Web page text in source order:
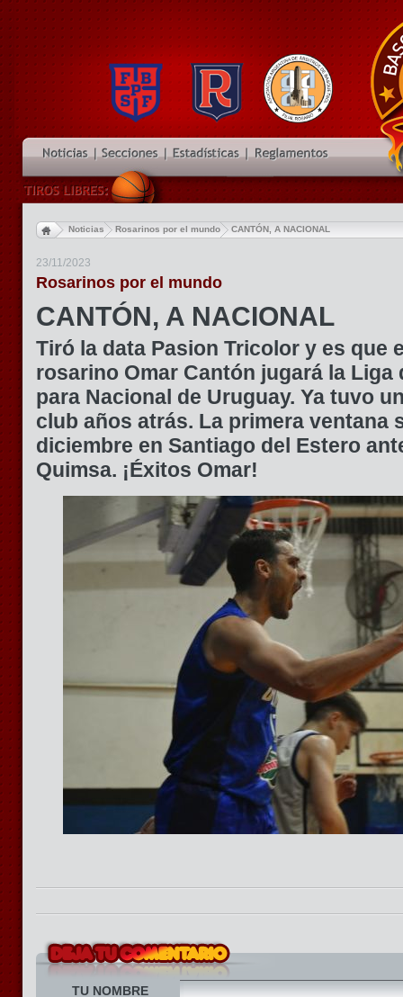
Noticias Rosarinos por el mundo CANTÓN, A NACIONAL
23/11/2023
Rosarinos por el mundo
CANTÓN, A NACIONAL
Tiró la data Pasion Tricolor y es que
rosarino Omar Cantón jugará la Liga
para Nacional de Uruguay. Ya tuvo
club años atrás. La primera ventana
diciembre en Santiago del Estero
Quimsa. ¡Éxitos Omar!
TU NOMBRE